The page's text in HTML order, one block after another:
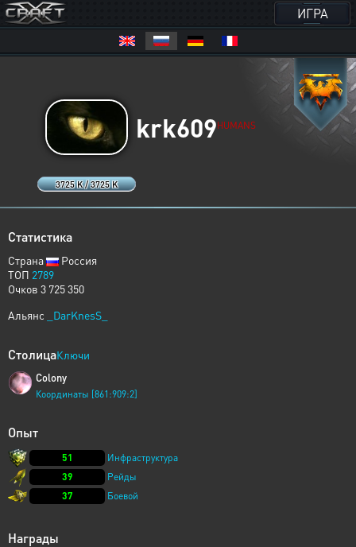
ИГРА
3725 K / 3725 K
krk609HUMANS
Статистика
Страна
Россия
ТОП 2789
Очков 3 725 350
Альянс
_DarKnesS_
СтолицаКлючи
Colony
Координаты [861:909:2]
Опыт
51
Инфраструктура
39
Рейды
37
Боевой
Награды